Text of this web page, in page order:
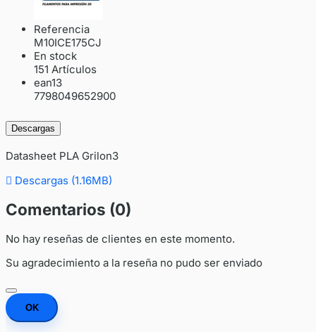
Referencia
M10ICE175CJ
En stock
151 Artículos
ean13
7798049652900
Descargas
Datasheet PLA Grilon3
 Descargas (1.16MB)
Comentarios (0)
No hay reseñas de clientes en este momento.
Su agradecimiento a la reseña no pudo ser enviado
OK